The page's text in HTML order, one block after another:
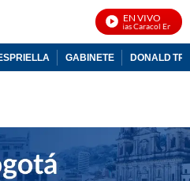
EN VIVO
Noticias Caracol En Vivo
GABINETE DONALD